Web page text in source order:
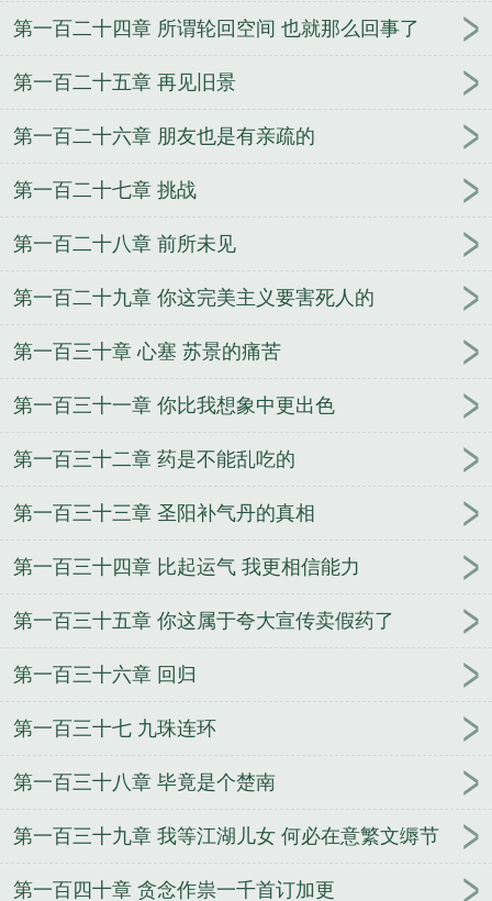
第一百二十四章 所谓轮回空间 也就那么回事了
第一百二十五章 再见旧景
第一百二十六章 朋友也是有亲疏的
第一百二十七章 挑战
第一百二十八章 前所未见
第一百二十九章 你这完美主义要害死人的
第一百三十章 心塞 苏景的痛苦
第一百三十一章 你比我想象中更出色
第一百三十二章 药是不能乱吃的
第一百三十三章 圣阳补气丹的真相
第一百三十四章 比起运气 我更相信能力
第一百三十五章 你这属于夸大宣传卖假药了
第一百三十六章 回归
第一百三十七 九珠连环
第一百三十八章 毕竟是个楚南
第一百三十九章 我等江湖儿女 何必在意繁文缛节
第一百四十章 贪念作祟一千首订加更